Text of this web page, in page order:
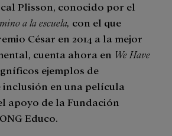
Plisson, conocido por el
a la escuela, con el que
César en 2014 a la mejor
cuenta ahora en We Have
ejemplos de
inclusión en una película
apoyo de la Fundación
Educo.